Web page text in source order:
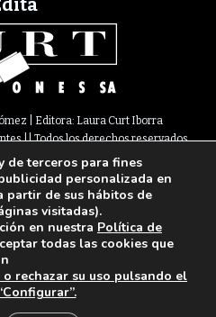
| Editora: Laura Curt Iborra
|| Todos los derechos reservados
de Cookies Suscripción
Contacto
|933 180 101¦ Fax 933 183 505
▼
de terceros para fines
personalizada en
partir de sus hábitos de
visitadas).
en nuestra Política de
todas las cookies que
rechazar su uso pulsando el